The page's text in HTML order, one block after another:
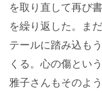
を取り直して再び
を繰り返した。ま
テールに踏み込も
くる。心の傷とい
雅子さんもそのよ